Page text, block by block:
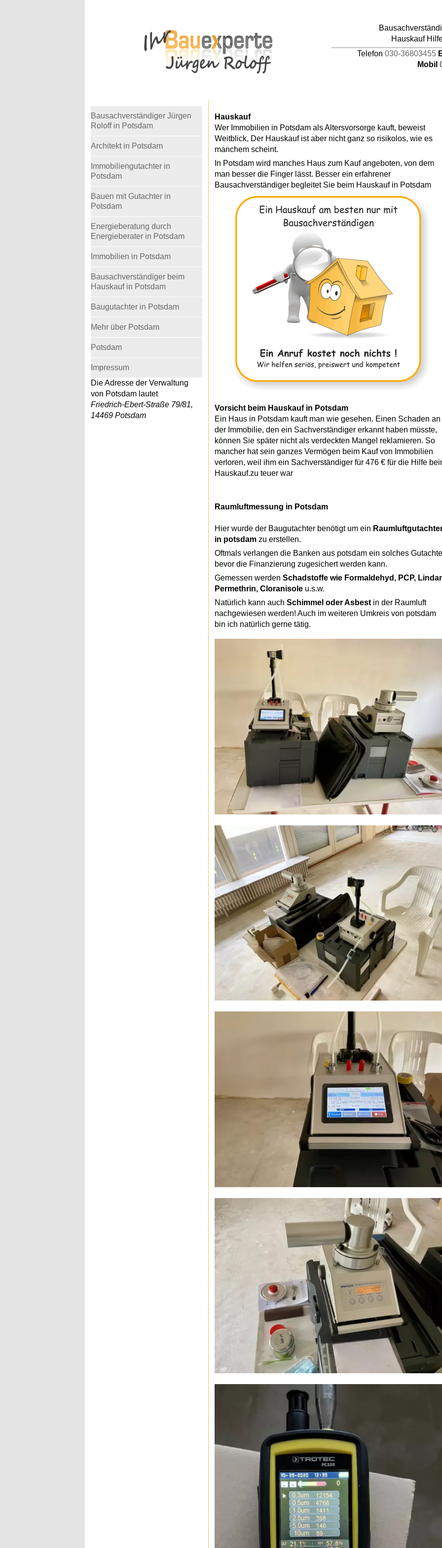
Hauskauf
Telefon 030-36803455
Mobil
Hauskauf
Wer Immobilien in Potsdam als Altersvorsorge kauft, beweist
Weitblick, Der Hauskauf ist aber nicht ganz so risikolos, wie es
manchem scheint.
In Potsdam wird manches Haus zum Kauf angeboten, von dem
man besser die Finger lässt. Besser ein erfahrener
Bausachverständiger begleitet Sie beim Hauskauf in Potsdam
Vorsicht beim Hauskauf in Potsdam
Ein Haus in Potsdam kauft man wie gesehen. Einen Schaden an
der Immobilie, den ein Sachverständiger erkannt haben müsste,
können Sie später nicht als verdeckten Mangel reklamieren. So
mancher hat sein ganzes Vermögen beim Kauf von Immobilien
verloren, weil ihm ein Sachverständiger für 476 € für die Hilfe
Hauskauf.zu teuer war
Raumluftmessung in Potsdam
Hier wurde der Baugutachter benötigt um ein
in potsdam zu erstellen.
Oftmals verlangen die Banken aus potsdam ein solches
bevor die Finanzierung zugesichert werden kann.
Gemessen werden Schadstoffe wie Formaldehyd, PCP,
Permethrin, Cloranisole u.s.w.
Natürlich kann auch Schimmel oder Asbest in der Raumluft
nachgewiesen werden! Auch im weiteren Umkreis von potsdam
bin ich natürlich gerne tätig.
Bausachverständiger Jürgen
Roloff in Potsdam
Architekt in Potsdam
Immobiliengutachter in
Potsdam
Bauen mit Gutachter in
Potsdam
Energieberatung durch
Energieberater in Potsdam
Immobilien in Potsdam
Bausachverständiger beim
Hauskauf in Potsdam
Baugutachter in Potsdam
Mehr über Potsdam
Potsdam
Impressum
Die Adresse der Verwaltung
von Potsdam lautet
Friedrich-Ebert-Straße 79/81,
14469 Potsdam